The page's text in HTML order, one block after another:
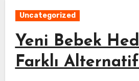
Uncategorized
Yeni Bebek
Farklı